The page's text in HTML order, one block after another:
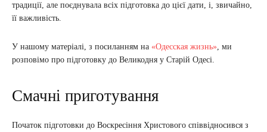
традиції, але поєднувала всіх підготовка до цієї дати, і, звичайно,
її важливість.
У нашому матеріалі, з посиланням на «Одесская жизнь», ми
розповімо про підготовку до Великодня у Старій Одесі.
Смачні приготування
Початок підготовки до Воскресіння Христового співвідносився з